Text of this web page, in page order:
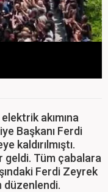
akımına
Başkanı Ferdi
kaldırılmıştı.
geldi. Tüm çabalara
Ferdi Zeyrek
düzenlendi.